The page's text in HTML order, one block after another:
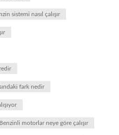
sistemi nasıl çalışır
fark nedir
Benzinli motorlar neye göre çalışır